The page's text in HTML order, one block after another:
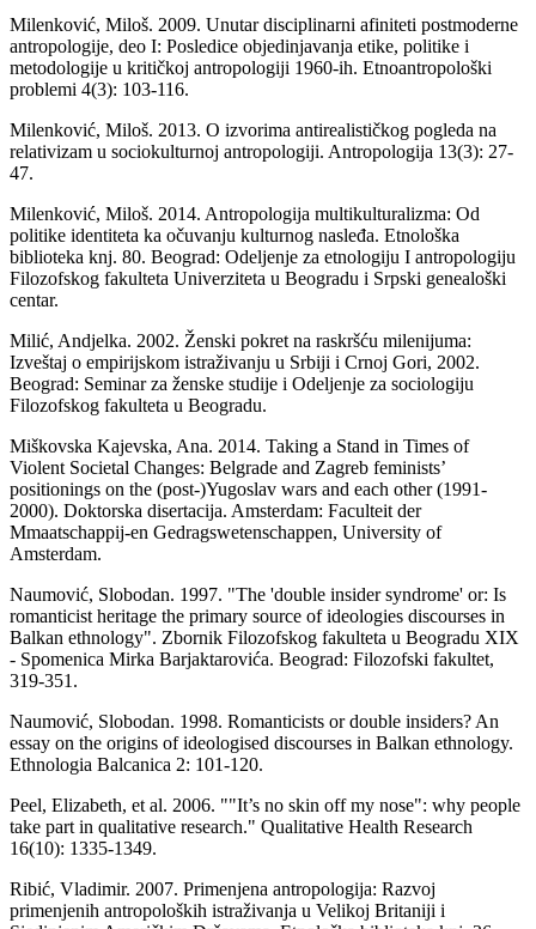
Milenković, Miloš. 2009. Unutar disciplinarni afiniteti postmoderne
antropologije, deo I: Posledice objedinjavanja etike, politike i
metodologije u kritičkoj antropologiji 1960-ih. Etnoantropološki
problemi 4(3): 103-116.
Milenković, Miloš. 2013. O izvorima antirealističkog pogleda na
relativizam u sociokulturnoj antropologiji. Antropologija 13(3): 27-
47.
Milenković, Miloš. 2014. Antropologija multikulturalizma: Od
politike identiteta ka očuvanju kulturnog nasleđa. Etnološka
biblioteka knj. 80. Beograd: Odeljenje za etnologiju I antropologiju
Filozofskog fakulteta Univerziteta u Beogradu i Srpski genealoški
centar.
Milić, Andjelka. 2002. Ženski pokret na raskršću milenijuma:
Izveštaj o empirijskom istraživanju u Srbiji i Crnoj Gori, 2002.
Beograd: Seminar za ženske studije i Odeljenje za sociologiju
Filozofskog fakulteta u Beogradu.
Miškovska Kajevska, Ana. 2014. Taking a Stand in Times of
Violent Societal Changes: Belgrade and Zagreb feminists’
positionings on the (post-)Yugoslav wars and each other (1991-
2000). Doktorska disertacija. Amsterdam: Faculteit der
Mmaatschappij-en Gedragswetenschappen, University of
Amsterdam.
Naumović, Slobodan. 1997. "The 'double insider syndrome' or: Is
romanticist heritage the primary source of ideologies discourses in
Balkan ethnology". Zbornik Filozofskog fakulteta u Beogradu XIX
- Spomenica Mirka Barjaktarovića. Beograd: Filozofski fakultet,
319-351.
Naumović, Slobodan. 1998. Romanticists or double insiders? An
essay on the origins of ideologised discourses in Balkan ethnology.
Ethnologia Balcanica 2: 101-120.
Peel, Elizabeth, et al. 2006. ""It’s no skin off my nose": why people
take part in qualitative research." Qualitative Health Research
16(10): 1335-1349.
Ribić, Vladimir. 2007. Primenjena antropologija: Razvoj
primenjenih antropoloških istraživanja u Velikoj Britaniji i